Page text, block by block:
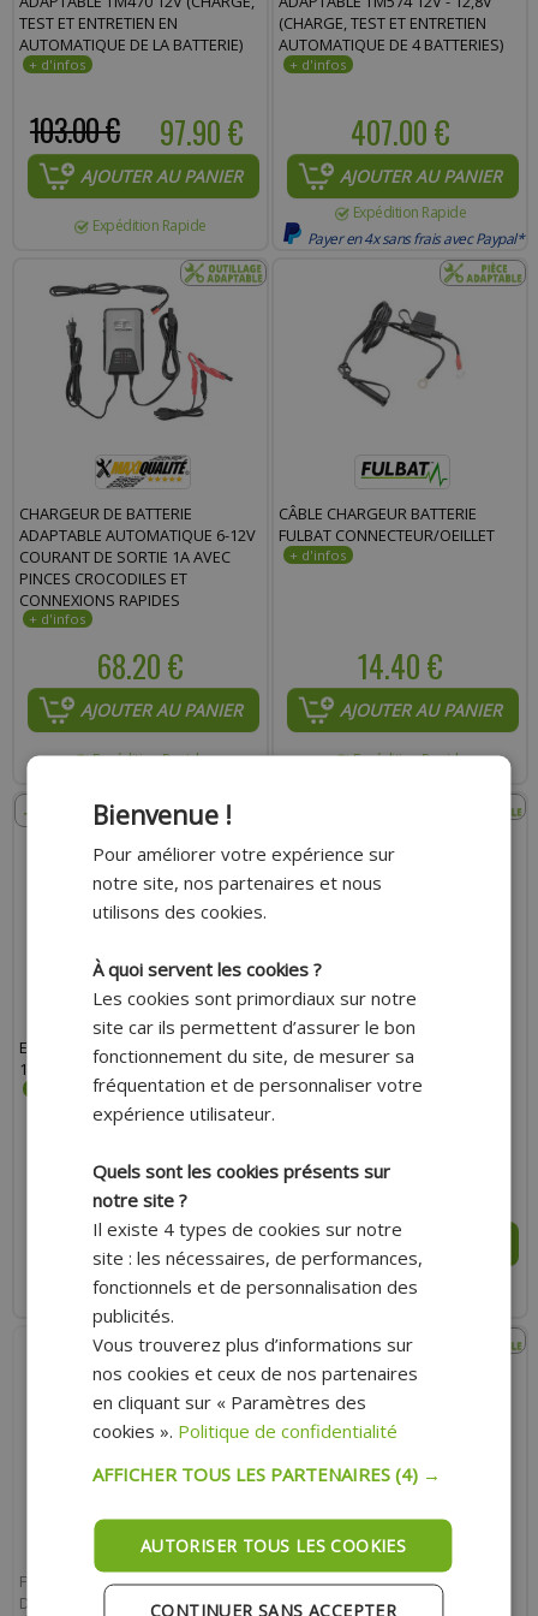
TEST ET ENTRETIEN EN
AUTOMATIQUE DE LA BATTERIE)
97.90 €
103.00 €
AJOUTER AU PANIER
Expédition Rapide
(CHARGE, TEST ET ENTRETIEN
AUTOMATIQUE DE 4 BATTERIES)
407.00 €
AJOUTER AU PANIER
Expédition Rapide
Payer en 4x sans frais avec Paypal*
CHARGEUR DE BATTERIE
ADAPTABLE AUTOMATIQUE 6-12V
COURANT DE SORTIE 1A AVEC
PINCES CROCODILES ET
CONNEXIONS RAPIDES
68.20 €
AJOUTER AU PANIER
Expédition Rapide
CÂBLE CHARGEUR BATTERIE
FULBAT CONNECTEUR/OEILLET
14.40 €
AJOUTER AU PANIER
Expédition Rapide
- 17%
EAU DÉMINÉRALISÉE ADAPTABLE
1L
8.10 €
9.80 €
AJOUTER AU PANIER
Expédition Rapide
FIL DE BOUGIE ADAPTABLE
DIAMÈTRE 6 MM ROUGE (5 M)
Expédition Rapide
FIL DE BOUGIE ADAPTABLE
DIAMÈTRE 7 MM ROUGE (5 M)
FIXATION DE BATTERIE ARTEIN
MOUSSE ADHÉSIVE EN
Bienvenue !
Pour améliorer votre expérience sur
notre site, nos partenaires et nous
utilisons des cookies.
À quoi servent les cookies ?
Les cookies sont primordiaux sur notre
site car ils permettent d’assurer le bon
fonctionnement du site, de mesurer sa
fréquentation et de personnaliser votre
expérience utilisateur.
Quels sont les cookies présents sur
notre site ?
Il existe 4 types de cookies sur notre
site : les nécessaires, de performances,
fonctionnels et de personnalisation des
publicités.
Vous trouverez plus d’informations sur
nos cookies et ceux de nos partenaires
en cliquant sur « Paramètres des
cookies ». Politique de confidentialité
AFFICHER TOUS LES PARTENAIRES(4) →
AUTORISER TOUS LES COOKIES
CONTINUER SANS ACCEPTER